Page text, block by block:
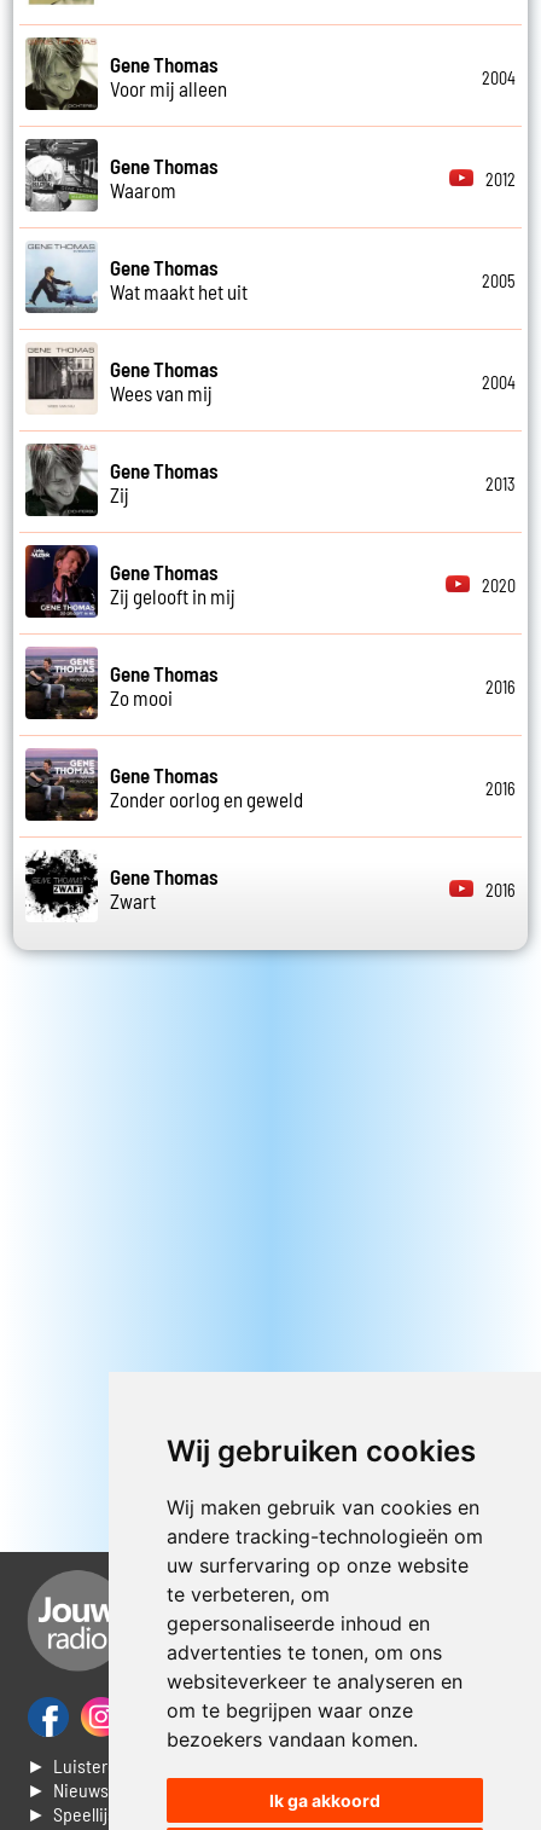
Wij gebruiken cookies
Wij maken gebruik van cookies en
andere tracking-technologieën om
uw surfervaring op onze website
te verbeteren, om
gepersonaliseerde inhoud en
advertenties te tonen, om ons
websiteverkeer te analyseren en
om te begrijpen waar onze
bezoekers vandaan komen.
Ik ga akkoord
Gene Thomas
Voor mij alleen
2004
Gene Thomas
Waarom
2012
Gene Thomas
Wat maakt het uit
2005
Gene Thomas
Wees van mij
2004
Gene Thomas
Zij
2013
Gene Thomas
Zij gelooft in mij
2020
Gene Thomas
Zo mooi
2016
Gene Thomas
Zonder oorlog en geweld
2016
Gene Thomas
Zwart
2016
► Luisteren naar Jouwradio
► Nieuws
► Speellijst